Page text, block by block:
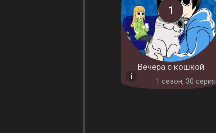
Вечера с кошкой
1 cезон, 30 серия